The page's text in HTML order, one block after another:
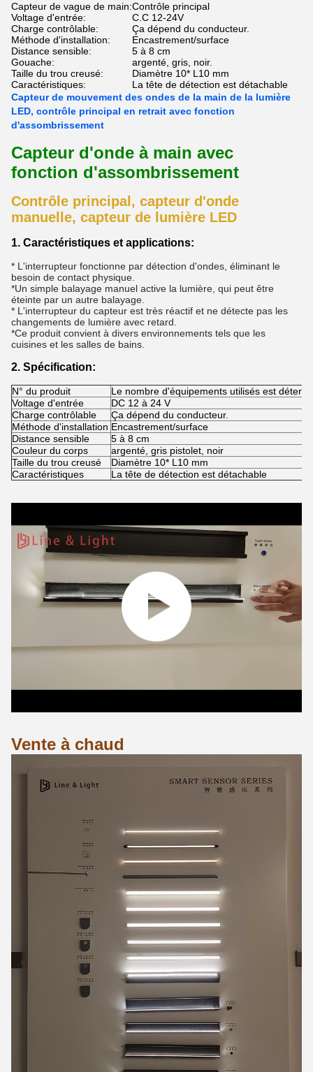
Capteur de vague de main:Contrôle principal
Voltage d'entrée:
C.C 12-24V
Charge contrôlable:
Ça dépend du conducteur.
Méthode d'installation:
Encastrement/surface
Distance sensible:
5 à 8 cm
Gouache:
argenté, gris, noir.
Taille du trou creusé:
Diamètre 10* L10 mm
Caractéristiques:
La tête de détection est détachable
Capteur de mouvement des ondes de la main de la lumière
LED, contrôle principal en retrait avec fonction
d'assombrissement
Capteur d'onde à main avec
fonction d'assombrissement
Contrôle principal, capteur d'onde
manuelle, capteur de lumière LED
1. Caractéristiques et applications:
* L'interrupteur fonctionne par détection d'ondes, éliminant le
besoin de contact physique.
*Un simple balayage manuel active la lumière, qui peut être
éteinte par un autre balayage.
* L'interrupteur du capteur est très réactif et ne détecte pas les
changements de lumière avec retard.
*Ce produit convient à divers environnements tels que les
cuisines et les salles de bains.
2. Spécification:
N° du produit
Le nombre d'équipements utilisés est
Voltage d'entrée
DC 12 à 24 V
Charge contrôlable
Ça dépend du conducteur.
Méthode d'installation Encastrement/surface
Distance sensible
5 à 8 cm
Couleur du corps
argenté, gris pistolet, noir
Taille du trou creusé
Diamètre 10* L10 mm
Caractéristiques
La tête de détection est détachable
Vente à chaud